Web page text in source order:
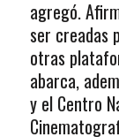
agregó.
ser creadas
otras
abarca,
y el Centro